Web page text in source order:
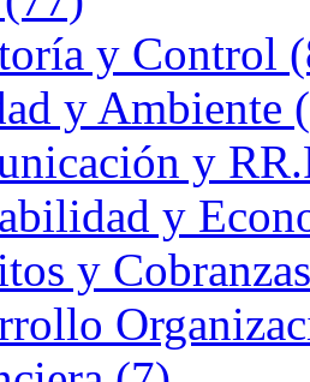
y Control
y Ambiente
y
y
y